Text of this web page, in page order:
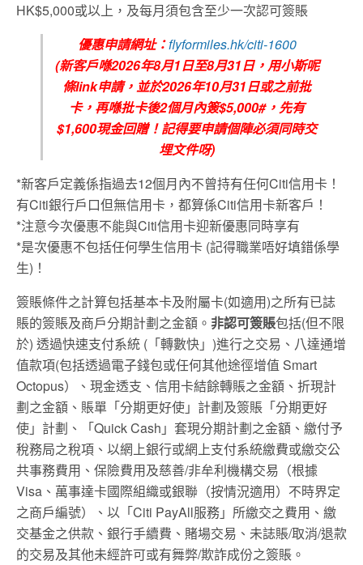
HK$5,000或以上，及每月須包含至少一次認可簽賬
優惠申請網址：flyformiles.hk/citi-1600
(新客戶喺2026年8月1日至8月31日，用小斯呢
條link申請，並於2026年10月31日或之前批
卡，再喺批卡後2個月內簽$5,000#，先有
$1,600現金回贈！記得要申請個陣必須同時交
埋文件呀)
*新客戶定義係指過去12個月內不曾持有任何Citi信用卡！
有Citi銀行戶口但無信用卡，都算係Citi信用卡新客戶！
*注意今次優惠不能與Citi信用卡迎新優惠同時享有
*是次優惠不包括任何學生信用卡 (記得職業唔好填錯係學
生)！
簽賬條件之計算包括基本卡及附屬卡(如適用)之所有已誌
賬的簽賬及商戶分期計劃之金額。 非認可簽賬包括(但不限
於) 透過快速支付系統 ( 「轉數快」 )進行之交易、八達通增
值款項(包括透過電子錢包或任何其他途徑增值 Smart
Octopus）、現金透支、信用卡結餘轉賬之金額、 折現計
劃之金額、賬單「分期更好使」計劃及簽賬「分期更好
使」 計劃、「Quick Cash 」套現分期計劃之金額、繳付予
稅務局之稅項、 以網上銀行或網上支付系統繳費或繳交公
共事務費用 、保險費用及慈善/非牟利機構交易（根據
Visa 、 萬事達卡國際組織或銀聯（按情況適用）不時界定
之商戶編號）、 以 「Citi PayAll服務」所繳交之費用、繳
交基金之供款、銀行手續費、 賭場交易、未誌賬/取消/退款
的交易及其他未經許可或有舞弊/欺詐成份之簽賬。